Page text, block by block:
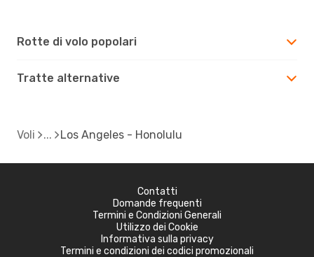
Rotte di volo popolari
Tratte alternative
Voli Los Angeles - Honolulu
Contatti
Domande frequenti
Termini e Condizioni Generali
Utilizzo dei Cookie
Informativa sulla privacy
Termini e condizioni dei codici promozionali